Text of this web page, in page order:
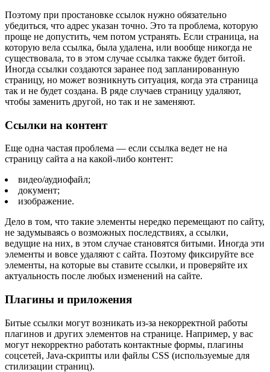
Поэтому при простановке ссылок нужно обязательно
убедиться, что адрес указан точно. Это та проблема, которую
проще не допустить, чем потом устранять. Если страница, на
которую вела ссылка, была удалена, или вообще никогда не
существовала, то в этом случае ссылка также будет битой.
Иногда ссылки создаются заранее под запланированную
страницу, но может возникнуть ситуация, когда эта страница
так и не будет создана. В ряде случаев страницу удаляют,
чтобы заменить другой, но так и не заменяют.
Ссылки на контент
Еще одна частая проблема — если ссылка ведет не на
страницу сайта а на какой-либо контент:
видео/аудиофайл;
документ;
изображение.
Дело в том, что такие элементы нередко перемещают по сайту,
не задумываясь о возможных последствиях, а ссылки,
ведущие на них, в этом случае становятся битыми. Иногда эти
элементы и вовсе удаляют с сайта. Поэтому фиксируйте все
элементы, на которые вы ставите ссылки, и проверяйте их
актуальность после любых изменений на сайте.
Плагины и приложения
Битые ссылки могут возникать из-за некорректной работы
плагинов и других элементов на странице. Например, у вас
могут некорректно работать контактные формы, плагины
соцсетей, Java-скрипты или файлы CSS (используемые для
стилизации страниц).